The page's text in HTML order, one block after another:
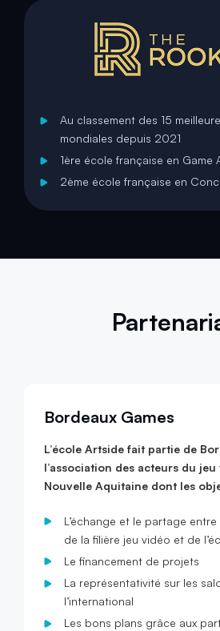
Au classement des 15
mondiales depuis 2021
1ère école française en Game
2ème école française en
Bordeaux Games
L’école Artside fait partie de
l’association des acteurs du jeu
Nouvelle Aquitaine dont les
L’échange et le partage
de la filière jeu vidéo et de
Le financement de projets
La représentativité sur les
l’international
Les bons plans grâce aux